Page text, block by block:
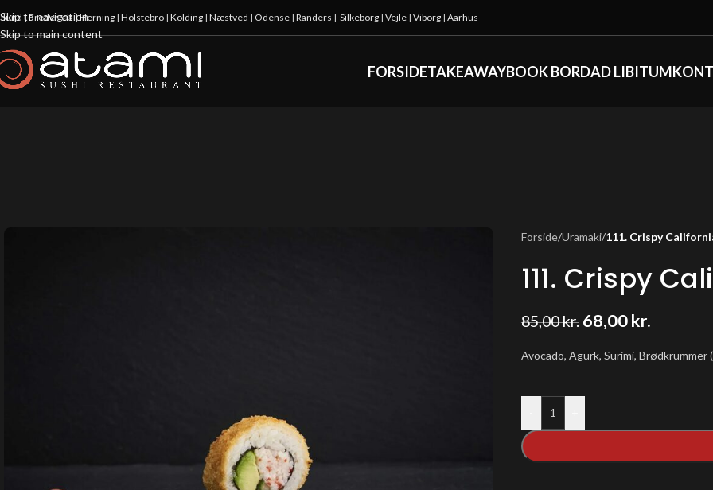
Skip to navigation
Skip to main content
|Fredericia|Herning | Holstebro | Kolding | Næstved | Odense | Randers | Silkeborg | Vejle | Viborg | Aarhus
FORSIDETAKEAWAYBOOK BORDAD LIBITUM
Forside/Uramaki/111. Crispy
111. Crispy
85,00kr. 68,00kr.
Avocado, Agurk, Surimi, Brødkrummer